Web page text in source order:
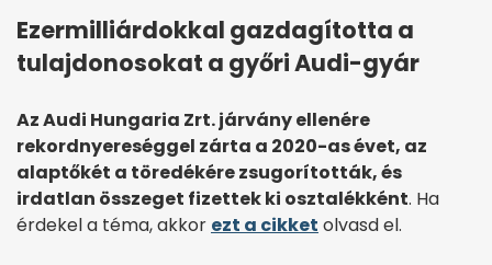
Ezermilliárdokkal gazdagította a
tulajdonosokat a győri Audi-gyár
Az Audi Hungaria Zrt. járvány ellenére
rekordnyereséggel zárta a 2020-as évet, az
alaptőkét a töredékére zsugorították, és
irdatlan összeget fizettek ki osztalékként. Ha
érdekel a téma, akkor ezt a cikket olvasd el.